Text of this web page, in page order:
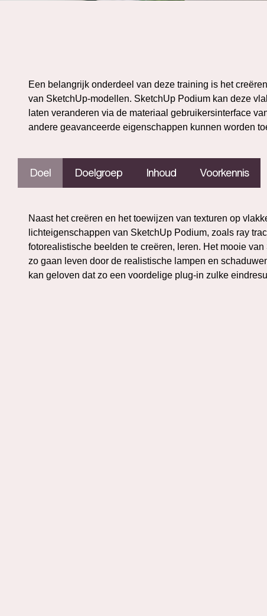
Een belangrijk onderdeel van deze training is het
van SketchUp-modellen. SketchUp Podium kan deze
laten veranderen via de materiaal gebruikersinterface
andere geavanceerde eigenschappen kunnen worden
Doel Doelgroep Inhoud Voorkennis
Naast het creëren en het toewijzen van texturen op
lichteigenschappen van SketchUp Podium, zoals ray
fotorealistische beelden te creëren, leren. Het mooie
zo gaan leven door de realistische lampen en
kan geloven dat zo een voordelige plug-in zulke